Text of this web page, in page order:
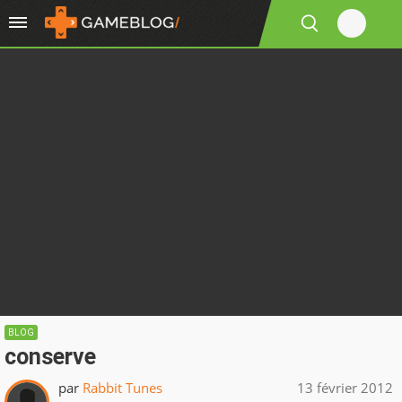
BLOG
conserve
par Rabbit Tunes 13 février 2012